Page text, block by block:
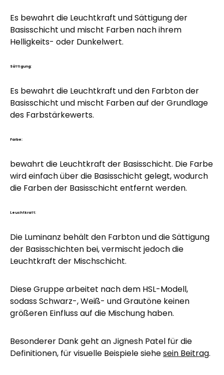
Es bewahrt die Leuchtkraft und Sättigung der
Basisschicht und mischt Farben nach ihrem
Helligkeits- oder Dunkelwert.
Sättigung:
Es bewahrt die Leuchtkraft und den Farbton der
Basisschicht und mischt Farben auf der Grundlage
des Farbstärkewerts.
Farbe:
bewahrt die Leuchtkraft der Basisschicht. Die Farbe
wird einfach über die Basisschicht gelegt, wodurch
die Farben der Basisschicht entfernt werden.
Leuchtkraft:
Die Luminanz behält den Farbton und die Sättigung
der Basisschichten bei, vermischt jedoch die
Leuchtkraft der Mischschicht.
Diese Gruppe arbeitet nach dem HSL-Modell,
sodass Schwarz-, Weiß- und Grautöne keinen
größeren Einfluss auf die Mischung haben.
Besonderer Dank geht an Jignesh Patel für die
Definitionen, für visuelle Beispiele siehesein Beitrag.